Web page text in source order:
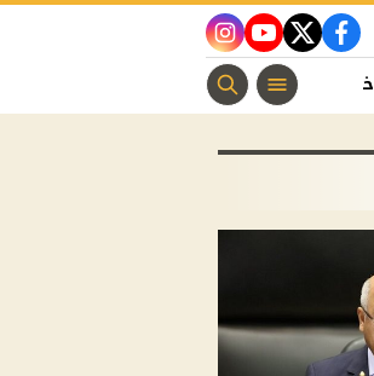
facebook
twitter
youtube
instagram
الفن منوعات مسيحية